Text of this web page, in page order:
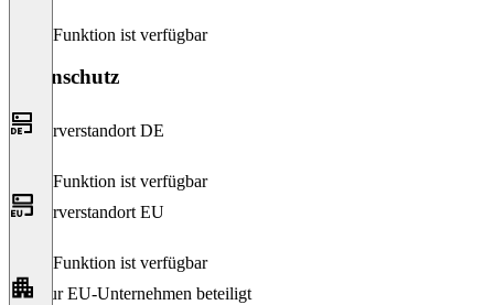
Diese Funktion ist verfügbar
Datenschutz
Serverstandort DE
Diese Funktion ist verfügbar
Serverstandort EU
Diese Funktion ist verfügbar
Nur EU-Unternehmen beteiligt